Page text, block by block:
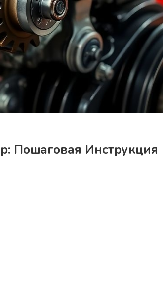
Пошаговая Инструкция